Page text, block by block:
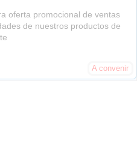
oferta promocional de ventas
de nuestros productos de
A convenir